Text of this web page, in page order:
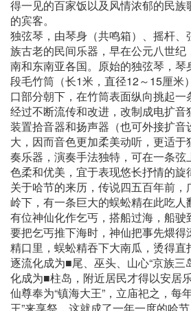
得一见的百家饭以及风情浓郁的民
的宾客。
独弦琴，由琴身（共鸣箱）、摇杆
族古老的民间乐器，早在公元八世纪
南和东南亚各国。原始的独弦琴，
段毛竹筒（长1米，直径12～15厘米
口部分朝下，在竹筒表面纵向挑起一
经过不断流传和改进，改制成电扩音
装置拾音器和扬声器（也可外接扩音
大，因而音色更加柔美动听，更适
奏乐器，演奏手法独特，可在一条
色柔和优美，宜于表现悠长抒情的旋
关于哈节的来历，传说四五百年前
岭下，有一条巨大的蜈蚣精在此吃人
有位神仙化作乞丐，搭船过海，船驶
要把乞丐推下海时，神仙把事先煨
精口里，蜈蚣精吞下大南瓜，烫得直
逐流化成为■尾、巫头、山心“京族三
化成为■柱岛，附近居民才得以安居
仙尊奉为“镇海大王”，立庙祀之，每